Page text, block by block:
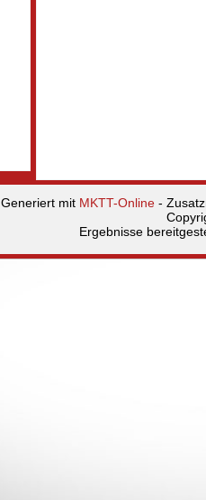
Generiert mit MKTT-Online -
Ergebnisse